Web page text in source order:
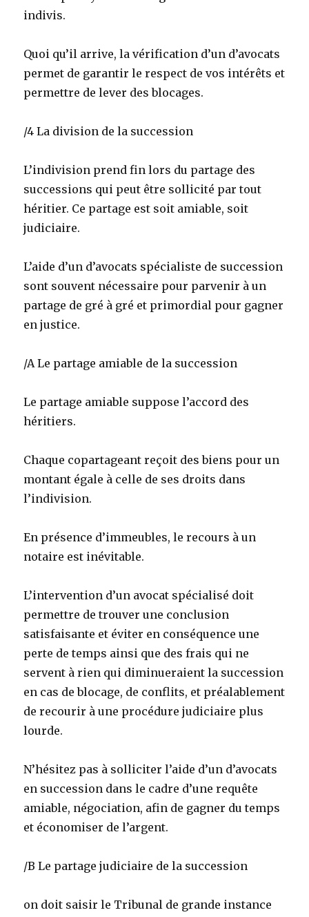
indivis.
Quoi qu’il arrive, la vérification d’un d’avocats
permet de garantir le respect de vos intérêts et
permettre de lever des blocages.
/4 La division de la succession
L’indivision prend fin lors du partage des
successions qui peut être sollicité par tout
héritier. Ce partage est soit amiable, soit
judiciaire.
L’aide d’un d’avocats spécialiste de succession
sont souvent nécessaire pour parvenir à un
partage de gré à gré et primordial pour gagner
en justice.
/A Le partage amiable de la succession
Le partage amiable suppose l’accord des
héritiers.
Chaque copartageant reçoit des biens pour un
montant égale à celle de ses droits dans
l’indivision.
En présence d’immeubles, le recours à un
notaire est inévitable.
L’intervention d’un avocat spécialisé doit
permettre de trouver une conclusion
satisfaisante et éviter en conséquence une
perte de temps ainsi que des frais qui ne
servent à rien qui diminueraient la succession
en cas de blocage, de conflits, et préalablement
de recourir à une procédure judiciaire plus
lourde.
N’hésitez pas à solliciter l’aide d’un d’avocats
en succession dans le cadre d’une requête
amiable, négociation, afin de gagner du temps
et économiser de l’argent.
/B Le partage judiciaire de la succession
on doit saisir le Tribunal de grande instance